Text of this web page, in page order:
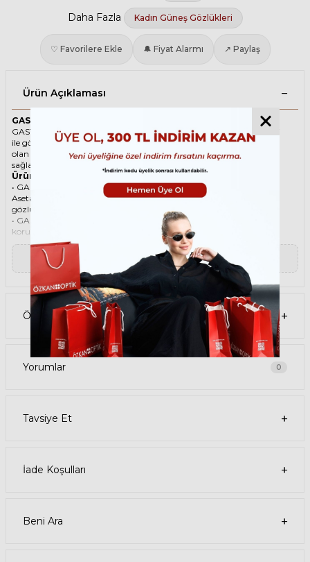
Daha Fazla Kadın Güneş Gözlükleri
♡ Favorilere Ekle 🔔 Fiyat Alarmı ↗ Paylaş
Ürün Açıklaması
GAST ONDA ON01 53 Siyah Kadın Güneş Gözlüğü
GAST ikonik Oval Asetat güneş gözlüğü, tarzı ve kaliteli malzemesi
ile göz alıcı bir aksesuar. Hem erkekler hem de kadınlar için uygun
olan bu güneş gözlüğü, güneşin zararlı ışınlarından korunmanızı
sağlarken, stilinizi de yansıtır.
Ürün Faydaları
• GAST ONDA ON01 53 Siyah Kadın güneş gözlüğü, yüksek kaliteli
Asetat çerçeveye ve Organik lense sahiptir. Bu malzemeler, güneş
gözlüğünüzün uzun ömürlü, dayanıklı ve konforlu olmasını sağlar.
• GAST ONDA ON01 53 Kadın Siyah güneş gözlüğü, %100 UV
koruması sunar. Bu sayede, gözlerinizi güneşin zararlı ışınlarından
korur ve göz sağlığınızı korur. Yeşil cam rengi, ışığı dengeli bir şekilde
filtreler ve her ortamda rahat bir görüş sağlar.
Paket İçeriği
• GAST ONDA ON01 53 Siyah Kadın Güneş Gözlüğü
• Kılıf
• Gözlük temizleme spreyi
• Gözlük temizleme bezi
Ürün Kullanımı
• GAST ONDA ON01 53 Siyah Kadın güneş gözlüğünüzü, güneşli
havalarda veya ışığın fazla olduğu ortamlarda kullanabilirsiniz.
Güneş gözlüğünüzü, yüz şeklinize uygun bir şekilde takın ve burun
pedlerini ayarlayın. Güneş gözlüğünüzü çıkardığınızda, kılıfına
takım elbise gibi giysilerle birlikte kullanabilirsiniz.
veya hemen al butonuna tıklayarak sipariş verebilirsiniz.
• Ödeme seçenekleri arasında kredi kartı, banka kartı, havale, EFT ve
verilir. 500 TL ve üzeri alışverişlerde kargo ücretsizdir. Kargo takip
▼ Devamını Oku
Ödeme Seçenekleri
Yorumlar 0
Tavsiye Et
İade Koşulları
Beni Ara